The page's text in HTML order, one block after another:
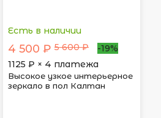
Есть в наличии
4 500 ₽ 5 600 ₽
-19%
1125 ₽ × 4 платежа
Высокое узкое интерьерное
зеркало в пол Калтан